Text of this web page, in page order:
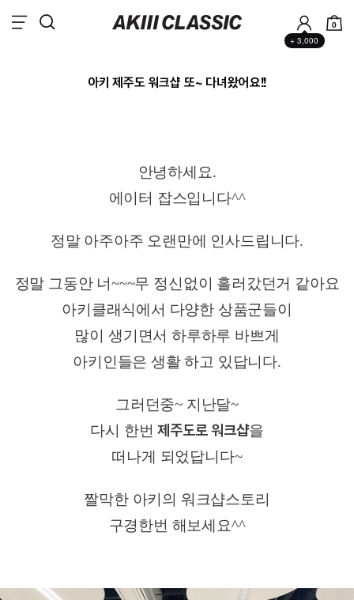
+ 3,000
0
아키 제주도 워크샵 또~ 다녀왔어요!!
안녕하세요.
에이터 잡스입니다^^
정말 아주아주 오랜만에 인사드립니다.
정말 그동안 너~~~무 정신없이 흘러갔던거 같아요
아키클래식에서 다양한 상품군들이
많이 생기면서 하루하루 바쁘게
아키인들은 생활 하고 있답니다.
그러던중~ 지난달~
다시 한번제주도로 워크샵을
떠나게 되었답니다~
짤막한 아키의 워크샵스토리
구경한번 해보세요^^